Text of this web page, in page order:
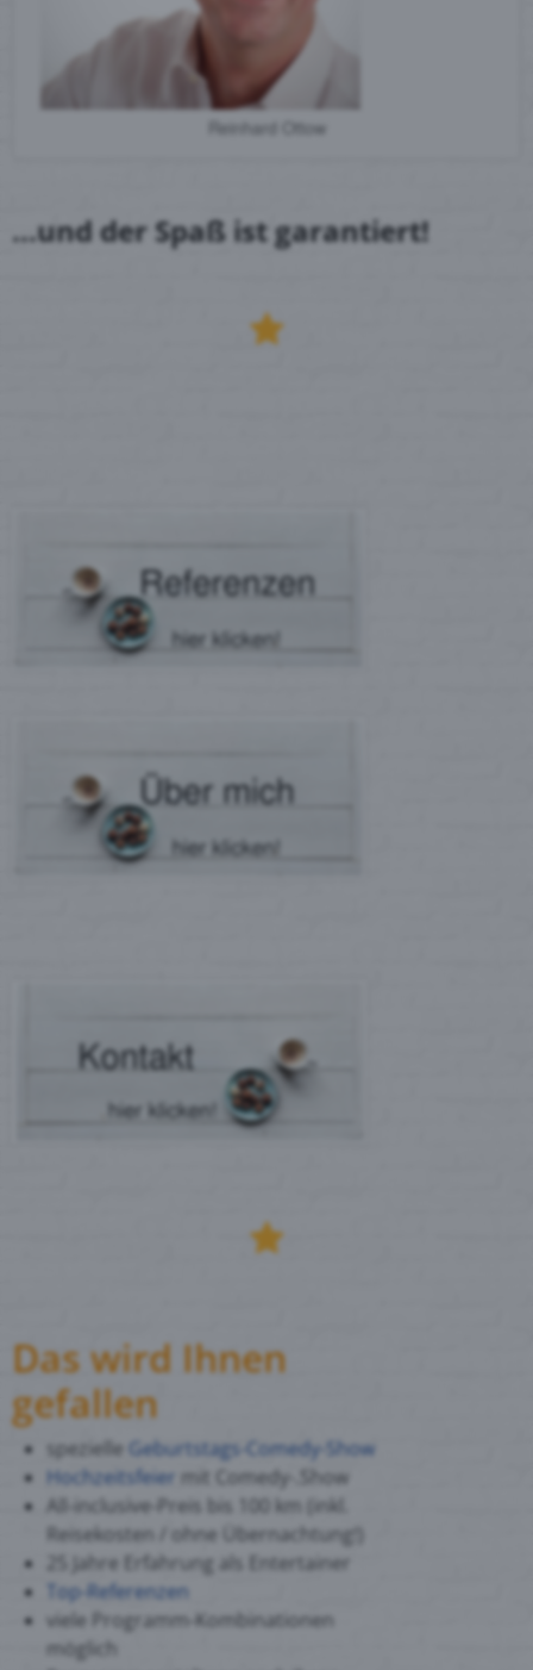
Reinhard Ottow
...und der Spaß ist garantiert!
Das wird Ihnen
gefallen
spezielle Geburtstags-Comedy-Show
Hochzeitsfeier mit Comedy-.Show
All-inclusive-Preis bis 100 km (inkl.
Reisekosten / ohne Übernachtung!)
25 Jahre Erfahrung als Entertainer
Top-Referenzen
viele Programm-Kombinationen
möglich